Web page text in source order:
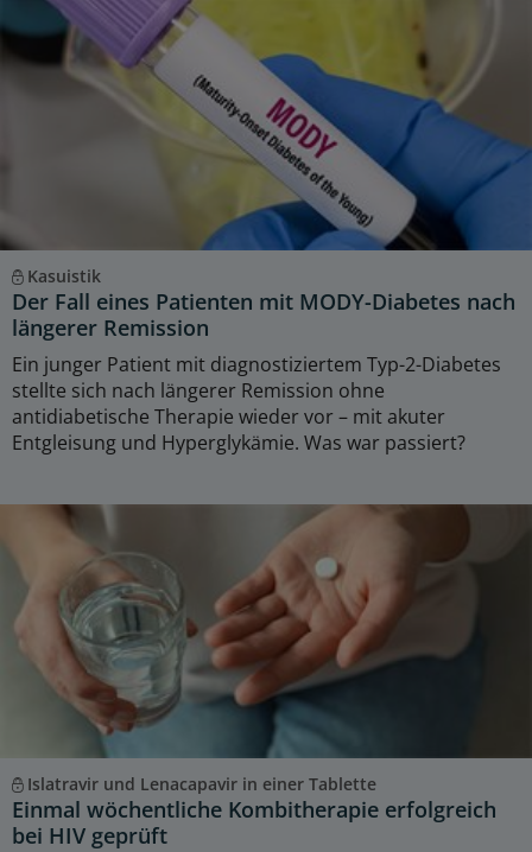
Kasuistik
Der Fall eines Patienten mit MODY-Diabetes nach
längerer Remission
Ein junger Patient mit diagnostiziertem Typ-2-Diabetes
stellte sich nach längerer Remission ohne
antidiabetische Therapie wieder vor – mit akuter
Entgleisung und Hyperglykämie. Was war passiert?
Islatravir und Lenacapavir in einer Tablette
Einmal wöchentliche Kombitherapie erfolgreich
bei HIV geprüft